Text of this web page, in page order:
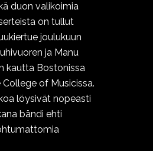
duon valikoimia
on tullut
joulukuun
ja Manu
kautta Bostonissa
of Musicissa.
löysivät nopeasti
bändi ehti